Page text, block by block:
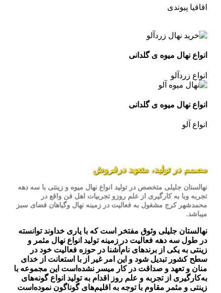
اقاقیا پیوندی
انواع نهال میوه ی گلدانی
انواع زردآلو
انواع نهال میوه ی گلدانی
انواع آلو
مصمم در تولید، متعهد درفروش
نهالستان جلیلی متخصص در تولید انواع نهال میوه و زینتی با سه دهه
تجربه وبا به کارگیری از علم روزو تجربیات اهل فن واقع در
محمدشهر کرج مشغول به فعالیت در زمینه نهال وگیاهان فضای سبز
میباشد.
نهالستان جلیلی وثوق مفتخر است که با یاری خداوند توانسته
در طول سه دهه فعالیت در زمینه تولید انواع نهال مثمر و
زینتی به یکی از برندهای نام‌آشنا در حوزه فعالیت خود در
سطح کشور تبدیل شود و این امر غیر از با استعانت از خدای
منان و تعهد و صداقت در کار میسر نشده‌است این مجموعه با
به‌کارگیری از تجربه و علم روز اقدام به تولید انواع گونه‌های
زینتی و مثمر مقاوم با توجه به اقلیم‌های گوناگون نموده‌است